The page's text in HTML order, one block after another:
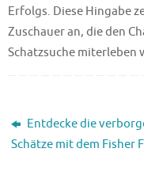
Erfolgs. Diese Hingabe
Zuschauer an, die den
Schatzsuche miterleben
Entdecke die
Schätze mit dem Fisher